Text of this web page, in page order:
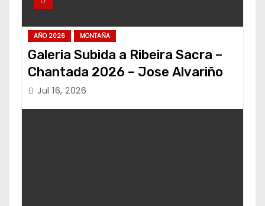
AÑO 2026 MONTAÑA
Galeria Subida a Ribeira Sacra –
Chantada 2026 – Jose Alvariño
Jul 16, 2026